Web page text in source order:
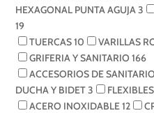
HEXAGONAL PUNTA AGUJA3
19
TUERCAS10 VARILLAS
GRIFERIA Y SANITARIO 166
ACCESORIOS DE SANITARIO
DUCHA Y BIDET3
ACERO INOXIDABLE12